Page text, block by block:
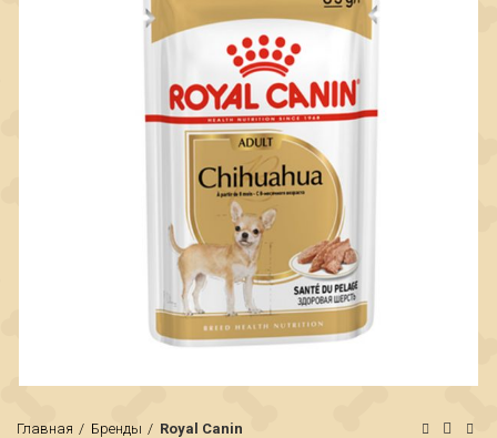
Главная Бренды Royal Canin